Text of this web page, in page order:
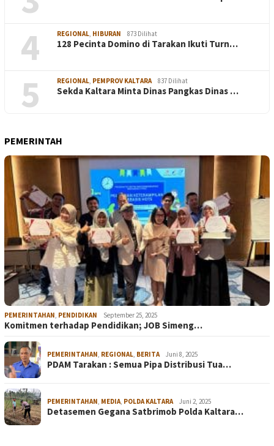
4 REGIONAL, HIBURAN 873 Dilihat
128 Pecinta Domino di Tarakan Ikuti Turn…
5 REGIONAL, PEMPROV KALTARA 837 Dilihat
Sekda Kaltara Minta Dinas Pangkas Dinas …
PEMERINTAH
PEMERINTAHAN, PENDIDIKAN September 25, 2025
Komitmen terhadap Pendidikan; JOB Simeng…
PEMERINTAHAN, REGIONAL, BERITA Juni 8, 2025
PDAM Tarakan : Semua Pipa Distribusi Tua…
PEMERINTAHAN, MEDIA, POLDA KALTARA Juni 2, 2025
Detasemen Gegana Satbrimob Polda Kaltara…